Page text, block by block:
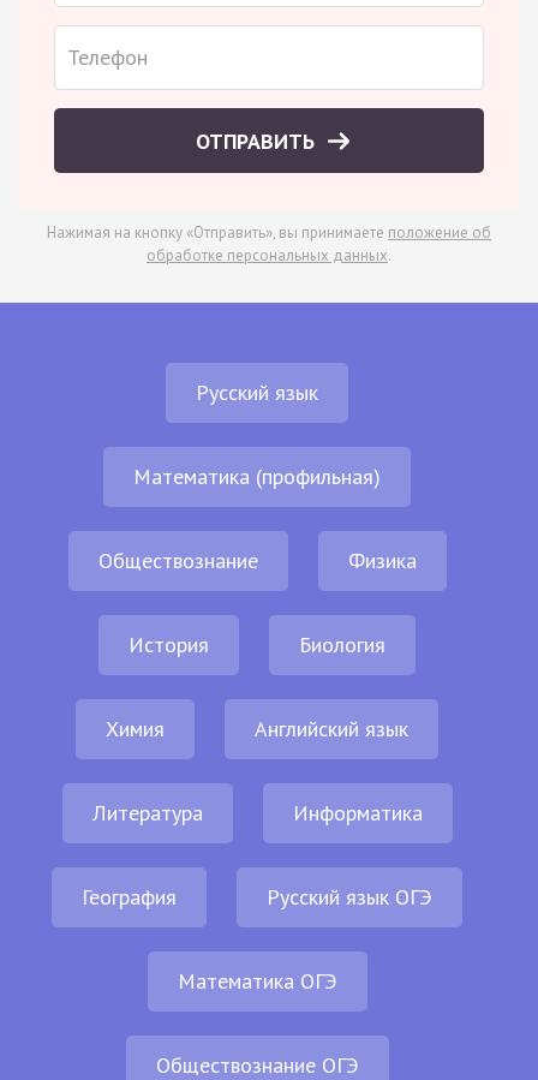
ОТПРАВИТЬ
Нажимая на кнопку «Отправить», вы принимаете положение об
обработке персональных данных.
Русский язык
Математика (профильная)
Обществознание Физика
История Биология
Химия Английский язык
Литература Информатика
География Русский язык ОГЭ
Математика ОГЭ
Обществознание ОГЭ